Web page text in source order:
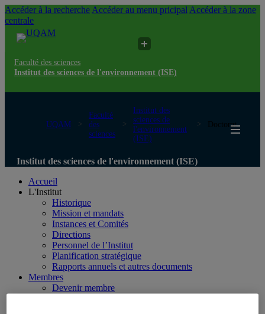
Accéder à la recherche Accéder au menu pricipal Accéder à la zone
centrale
Faculté des sciences
Institut des sciences de l'environnement (ISE)
UQAM
Faculté
des
sciences
Institut des
sciences de
l'environnement
(ISE)
Doctorat
Institut des sciences de l'environnement (ISE)
Accueil
L'Institut
Historique
Mission et mandats
Instances et Comités
Directions
Personnel de l’Institut
Planification stratégique
Rapports annuels et autres documents
Membres
Devenir membre